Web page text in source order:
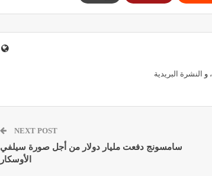
، و النشرة البريدية
NEXT POST
سامسونج دفعت مليار دولار من أجل صورة سيلفي
الأوسكار